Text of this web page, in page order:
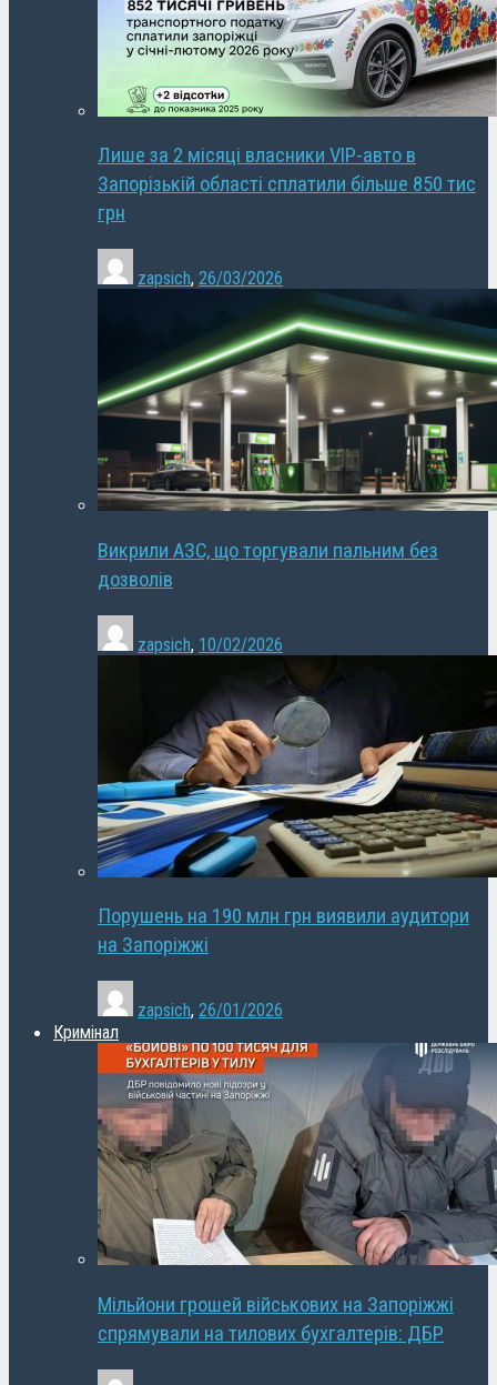
Лише за 2 місяці власники VIP-авто в
Запорізькій області сплатили більше 850 тис
грн
zapsich, 26/03/2026
Викрили АЗС, що торгували пальним без
дозволів
zapsich, 10/02/2026
Порушень на 190 млн грн виявили аудитори
на Запоріжжі
zapsich, 26/01/2026
Кримінал
Мільйони грошей військових на Запоріжжі
спрямували на тилових бухгалтерів: ДБР